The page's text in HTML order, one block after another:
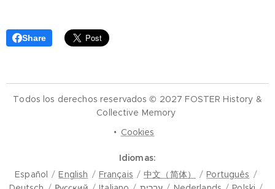
Share
Todos los derechos reservados © 2027 FOSTER History &
Collective Memory
Cookies
Idiomas
Español
English Français 中文（简体）
Português